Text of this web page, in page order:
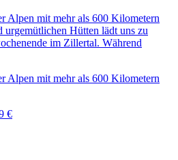
Alpen mit mehr als 600 Kilometern
urgemütlichen Hütten lädt uns zu
im Zillertal. Während
Alpen mit mehr als 600 Kilometern
€